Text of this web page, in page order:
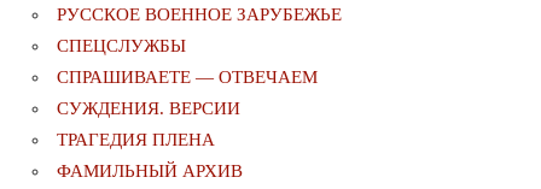
РУССКОЕ ВОЕННОЕ ЗАРУБЕЖЬЕ
СПЕЦСЛУЖБЫ
СПРАШИВАЕТЕ — ОТВЕЧАЕМ
СУЖДЕНИЯ. ВЕРСИИ
ТРАГЕДИЯ ПЛЕНА
ФАМИЛЬНЫЙ АРХИВ